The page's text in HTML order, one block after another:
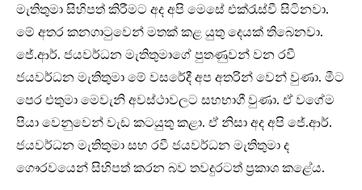
මැතිතුමා සිහිපත් කිරීමට අද අපි මෙසේ එක්රැස්වී සිටිනවා.
මේ අතර කනගාටුවෙන් මතක් කළ යුතු දෙයක් තිබෙනවා.
ජේ.ආර්. ජයවර්ධන මැතිතුමාගේ පුතණුවන් වන රවී
ජයවර්ධන මැතිතුමා මේ වසරේදී අප අතරින් වෙන් වුණා. මීට
පෙර එතුමා මෙවැනි අවස්ථාවලට සහභාගී වුණා. ඒ වගේම
පියා වෙනුවෙන් වැඩ කටයුතු කළා. ඒ නිසා අද අපි ජේ.ආර්.
ජයවර්ධන මැතිතුමා සහ රවී ජයවර්ධන මැතිතුමා ද
ගෞරවයෙන් සිහිපත් කරන බව තවදුරටත් ප්‍රකාශ කළේය.